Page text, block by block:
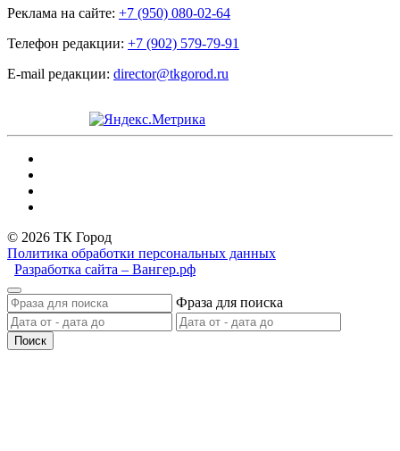
Реклама на сайте: +7 (950) 080-02-64
Телефон редакции: +7 (902) 579-79-91
E-mail редакции: director@tkgorod.ru
© 2026 ТК Город
Политика обработки персональных данных
Разработка сайта – Вангер.рф
Фраза для поиска
Поиск